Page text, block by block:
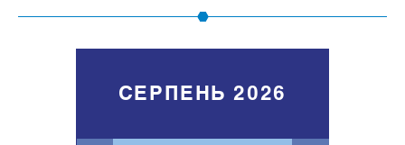
СЕРПЕНЬ 2026